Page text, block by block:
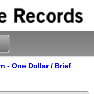
- One Dollar / Brief